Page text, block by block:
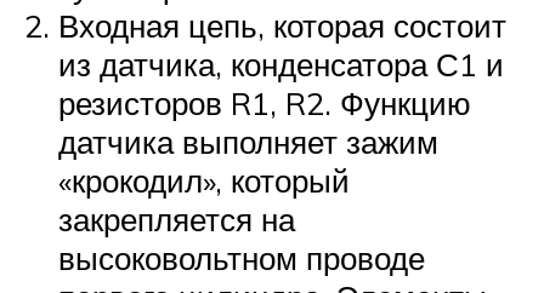
Входная цепь, которая состоит
из датчика, конденсатора С1 и
резисторов R1, R2. Функцию
датчика выполняет зажим
«крокодил», который
закрепляется на
высоковольтном проводе